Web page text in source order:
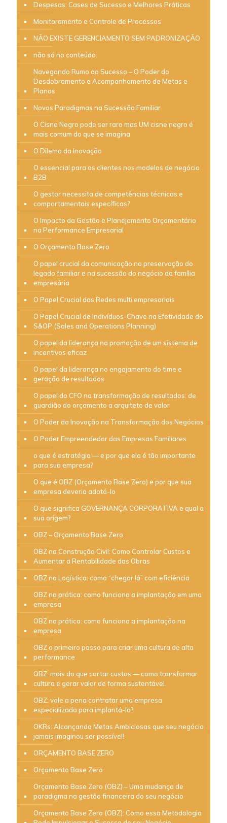
Despesas: Cases de Sucesso e Melhores Práticas
Monitoramento e Controle de Processos
NÃO EXISTE GERENCIAMENTO SEM PADRONIZAÇÃO
não só no conteúdo.
Navegando Rumo ao Sucesso – O Poder do
Desdobramento e Acompanhamento de Metas e
Planos
Novos Paradigmas na Sucessão Familiar
O Cisne Negro pode ser raro mas UM cisne negro é
mais comum do que se imagina
O Dilema da Inovação
O essencial para os clientes nos modelos de negócio
B2B
O gestor necessita de competências técnicas e
comportamentais específicas?
O Impacto da Gestão e Planejamento Orçamentário
na Performance Empresarial
O Orçamento Base Zero
O papel crucial da comunicação na preservação do
legado familiar e na sucessão do negócio da família
empresária
O Papel Crucial das Redes multi empresariais
O Papel Crucial de Indivíduos-Chave na Efetividade do
S&OP (Sales and Operations Planning)
O papel da liderança na promoção de um sistema de
incentivos eficaz
O papel da liderança no engajamento do time e
geração de resultados
O papel do CFO na transformação de resultados: de
guardião do orçamento a arquiteto de valor
O Poder da Inovação na Transformação dos Negócios
O Poder Empreendedor das Empresas Familiares
o que é estratégia — e por que ela é tão importante
para sua empresa?
O que é OBZ (Orçamento Base Zero) e por que sua
empresa deveria adotá-lo
O que significa GOVERNANÇA CORPORATIVA e qual a
sua origem?
OBZ – Orçamento Base Zero
OBZ na Construção Civil: Como Controlar Custos e
Aumentar a Rentabilidade das Obras
OBZ na Logística: como “chegar lá” com eficiência
OBZ na prática: como funciona a implantação em uma
empresa
OBZ na prática: como funciona a implantação na
empresa
OBZ o primeiro passo para criar uma cultura de alta
performance
OBZ: mais do que cortar custos — como transformar
cultura e gerar valor de forma sustentável
OBZ: vale a pena contratar uma empresa
especializada para implantá-lo?
OKRs: Alcançando Metas Ambiciosas que seu negócio
jamais imaginou ser possível!
ORÇAMENTO BASE ZERO
Orçamento Base Zero
Orçamento Base Zero (OBZ) – Uma mudança de
paradigma na gestão financeira do seu negócio
Orçamento Base Zero (OBZ): Como essa Metodologia